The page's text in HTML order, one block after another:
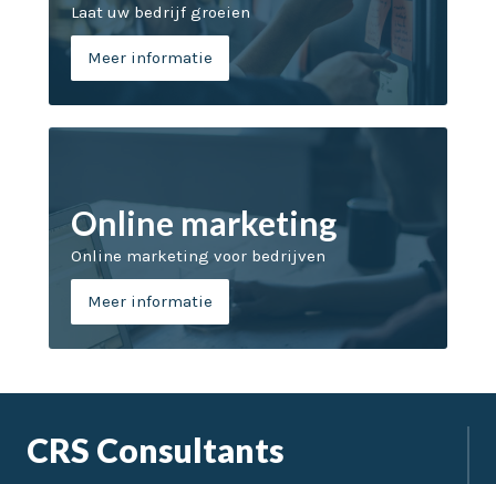
Laat uw bedrijf groeien
Meer informatie
Online marketing
Online marketing voor bedrijven
Meer informatie
CRS Consultants